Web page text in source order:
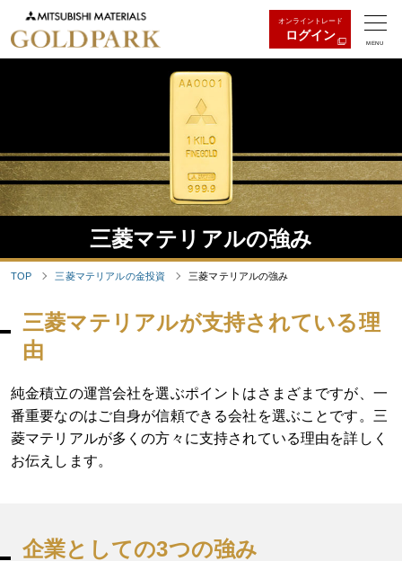
オンライントレード
ログイン
MENU
三菱マテリアルの強み
TOP 三菱マテリアルの金投資 三菱マテリアルの強み
三菱マテリアルが支持されている理
由
純金積立の運営会社を選ぶポイントはさまざまですが、一
番重要なのはご自身が信頼できる会社を選ぶことです。三
菱マテリアルが多くの方々に支持されている理由を詳しく
お伝えします。
企業としての3つの強み